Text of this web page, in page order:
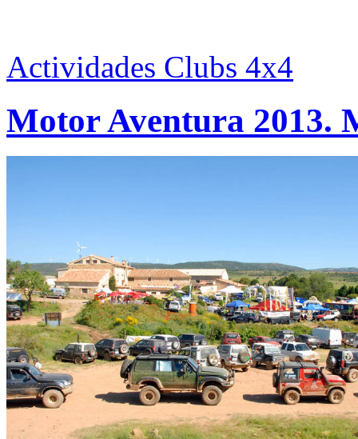
Actividades Clubs 4x4
Motor Aventura 2013.